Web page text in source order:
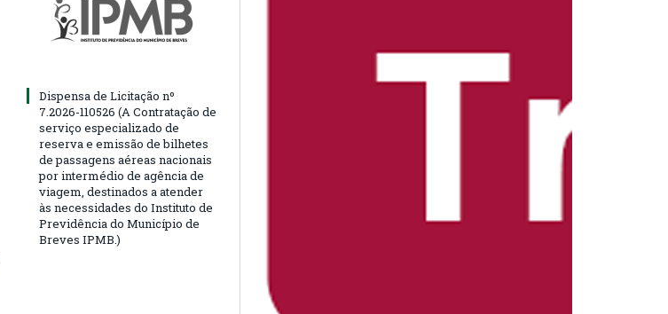
Dispensa de Licitação nº
7.2026-110526 (A Contratação de
serviço especializado de
reserva e emissão de bilhetes
de passagens aéreas nacionais
por intermédio de agência de
viagem, destinados a atender
às necessidades do Instituto de
Previdência do Município de
Breves IPMB.)